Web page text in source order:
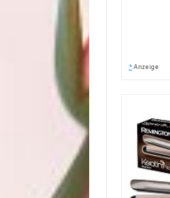
* Anzeige